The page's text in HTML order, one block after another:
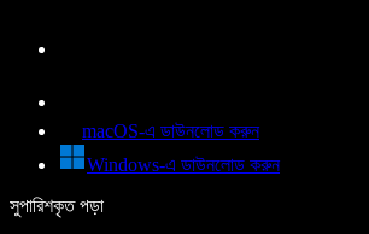
macOS-এ ডাউনলোড করুন
Windows-এ ডাউনলোড করুন
সুপারিশকৃত পড়া